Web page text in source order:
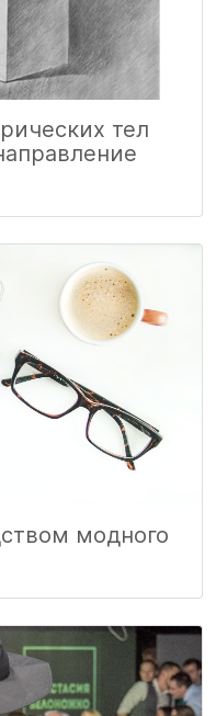
тел
модного